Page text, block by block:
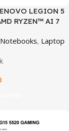
LEGION 5
RYZEN™ AI 7
GEFORCE
GDDR7, 15.1″
165HZ,
, Laptop